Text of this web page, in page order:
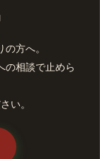
方へ。
の相談で止めら
い。